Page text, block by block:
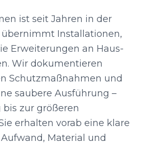
ist seit Jahren in der
Installationen,
Erweiterungen an Haus-
Wir dokumentieren
Schutzmaßnahmen und
saubere Ausführung –
zur größeren
erhalten vorab eine klare
Material und